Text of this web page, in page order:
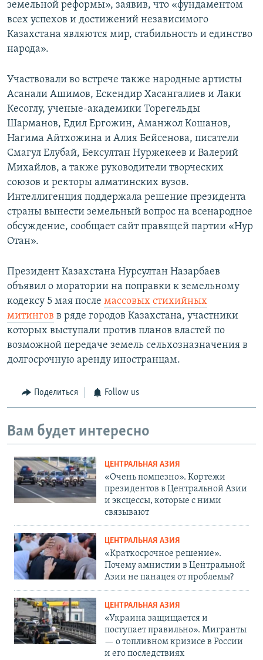
земельной реформы», заявив, что «фундаментом
всех успехов и достижений независимого
Казахстана являются мир, стабильность и единство
народа».
Участвовали во встрече также народные артисты
Асанали Ашимов, Ескендир Хасангалиев и Лаки
Кесоглу, ученые-академики Торегельды
Шарманов, Едил Ергожин, Аманжол Кошанов,
Нагима Айтхожина и Алия Бейсенова, писатели
Смагул Елубай, Бексултан Нуржекеев и Валерий
Михайлов, а также руководители творческих
союзов и ректоры алматинских вузов.
Интеллигенция поддержала решение президента
страны вынести земельный вопрос на всенародное
обсуждение, сообщает сайт правящей партии «Нур
Отан».
Президент Казахстана Нурсултан Назарбаев
объявил о моратории на поправки к земельному
кодексу 5 мая после массовых стихийных
митингов в ряде городов Казахстана, участники
которых выступали против планов властей по
возможной передаче земель сельхозназначения в
долгосрочную аренду иностранцам.
Поделиться Follow us
Вам будет интересно
ЦЕНТРАЛЬНАЯ АЗИЯ
«Очень помпезно». Кортежи
президентов в Центральной Азии
и эксцессы, которые с ними
связывают
ЦЕНТРАЛЬНАЯ АЗИЯ
«Краткосрочное решение».
Почему амнистии в Центральной
Азии не панацея от проблемы?
ЦЕНТРАЛЬНАЯ АЗИЯ
«Украина защищается и
поступает правильно». Мигранты
— о топливном кризисе в России
и его последствиях